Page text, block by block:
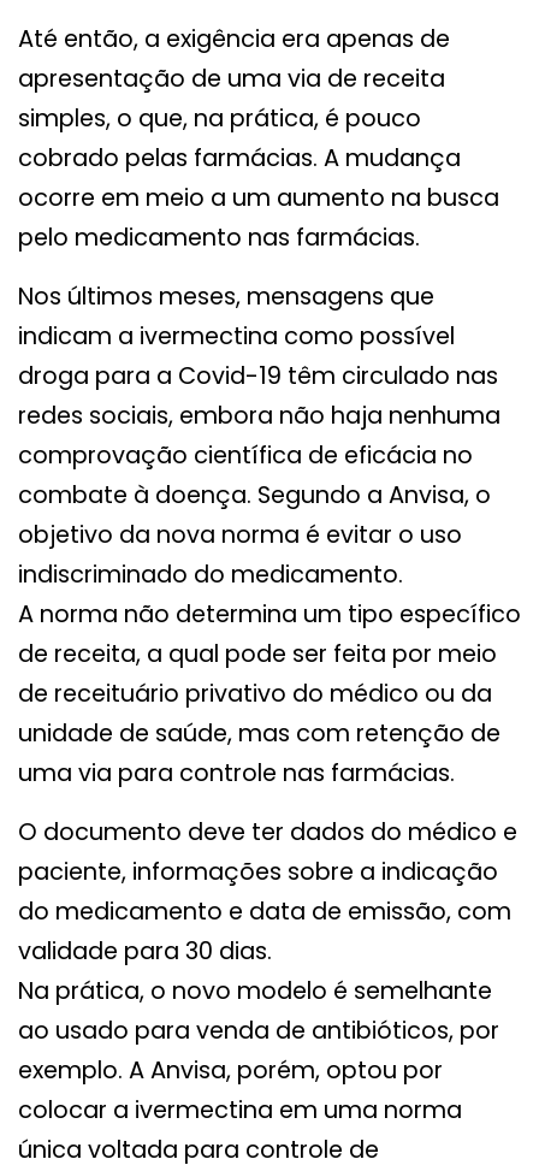
Até então, a exigência era apenas de
apresentação de uma via de receita
simples, o que, na prática, é pouco
cobrado pelas farmácias. A mudança
ocorre em meio a um aumento na busca
pelo medicamento nas farmácias.
Nos últimos meses, mensagens que
indicam a ivermectina como possível
droga para a Covid-19 têm circulado nas
redes sociais, embora não haja nenhuma
comprovação científica de eficácia no
combate à doença. Segundo a Anvisa, o
objetivo da nova norma é evitar o uso
indiscriminado do medicamento.
A norma não determina um tipo específico
de receita, a qual pode ser feita por meio
de receituário privativo do médico ou da
unidade de saúde, mas com retenção de
uma via para controle nas farmácias.
O documento deve ter dados do médico e
paciente, informações sobre a indicação
do medicamento e data de emissão, com
validade para 30 dias.
Na prática, o novo modelo é semelhante
ao usado para venda de antibióticos, por
exemplo. A Anvisa, porém, optou por
colocar a ivermectina em uma norma
única voltada para controle de